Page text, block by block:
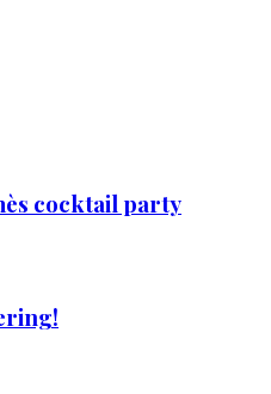
cocktail party